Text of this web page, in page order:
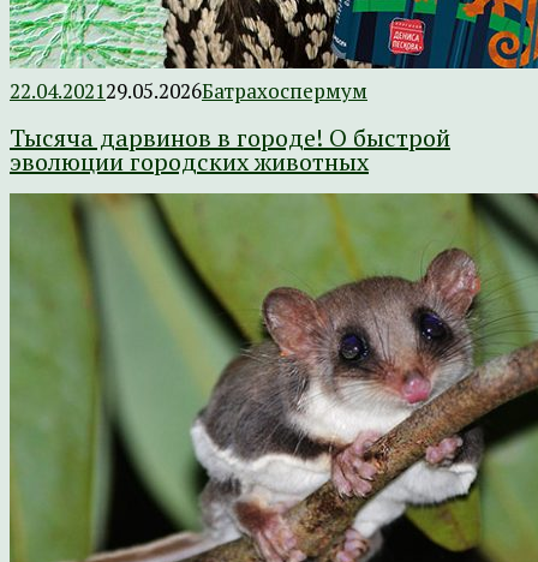
22.04.202129.05.2026Батрахоспермум
Тысяча дарвинов в городе! О быстрой
эволюции городских животных